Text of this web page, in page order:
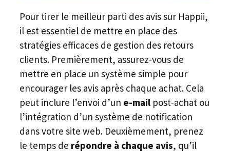
Pour tirer le meilleur parti des avis sur Happii,
il est essentiel de mettre en place des
stratégies efficaces de gestion des retours
clients. Premièrement, assurez-vous de
mettre en place un système simple pour
encourager les avis après chaque achat. Cela
peut inclure l’envoi d’un e-mail post-achat ou
l’intégration d’un système de notification
dans votre site web. Deuxièmement, prenez
le temps de répondre à chaque avis, qu’il